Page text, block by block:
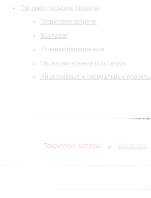
Просветительские проекты
Творческие встречи
Выставки
Издания филармонии
Образовательные программы
Инклюзивные и специальные проекты
Творческие встречи